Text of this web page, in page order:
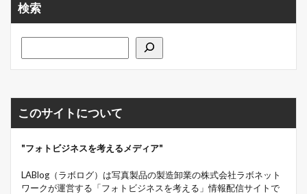
検索
このサイトについて
"フォトビジネスを考えるメディア"
LABlog（ラボログ）は写真製品の製造卸業の株式会社ラボネット
ワークが運営する「フォトビジネスを考える」情報配信サイトで